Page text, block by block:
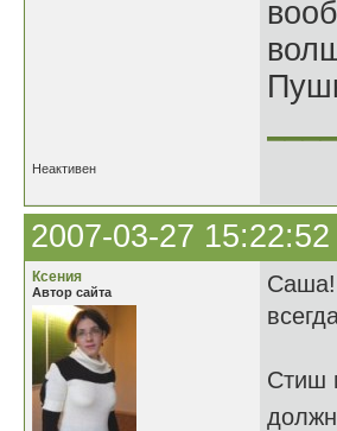
Неактивен
2007-03-27 15:22:52
Ксения
Автор сайта
Саша!
Стиш